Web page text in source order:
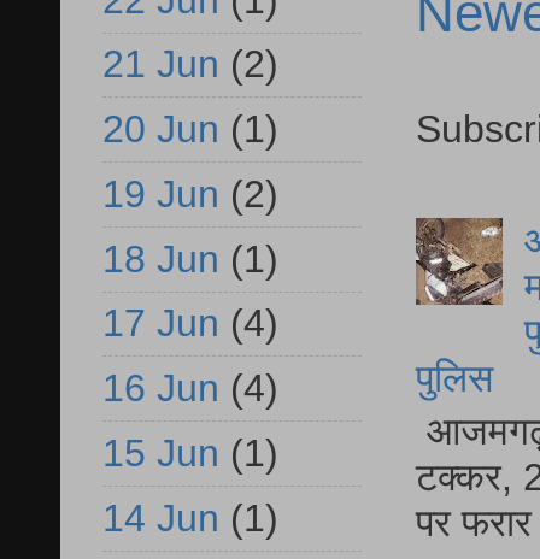
पुलिस
आजमगढ़
टक्कर,
पर
21 Jun (2)
20 Jun (1)
19 Jun (2)
18 Jun (1)
17 Jun (4)
16 Jun (4)
15 Jun (1)
14 Jun (1)